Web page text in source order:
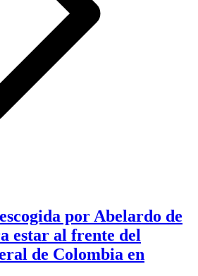
por Abelardo de
estar al frente del
de Colombia en